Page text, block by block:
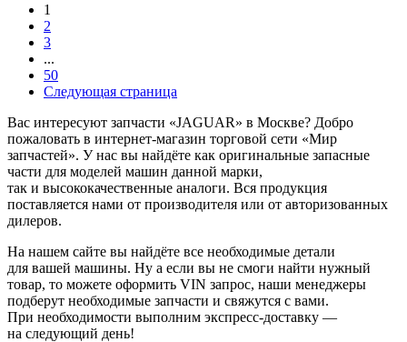
1
2
3
...
50
Следующая страница
Вас интересуют запчасти «JAGUAR» в Москве? Добро
пожаловать в интернет-магазин торговой сети «Мир
запчастей». У нас вы найдёте как оригинальные запасные
части для моделей машин данной марки,
так и высококачественные аналоги. Вся продукция
поставляется нами от производителя или от авторизованных
дилеров.
На нашем сайте вы найдёте все необходимые детали
для вашей машины. Ну а если вы не смоги найти нужный
товар, то можете оформить VIN запрос, наши менеджеры
подберут необходимые запчасти и свяжутся с вами.
При необходимости выполним экспресс-доставку —
на следующий день!